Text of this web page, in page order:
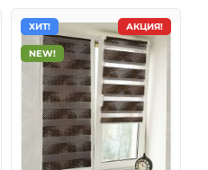
АКЦИЯ!
ХИТ!
NEW!